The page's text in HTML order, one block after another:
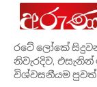
රටේ ලෝකේ
නිවැරදිව,
විශ්වසනීයම පුවත්